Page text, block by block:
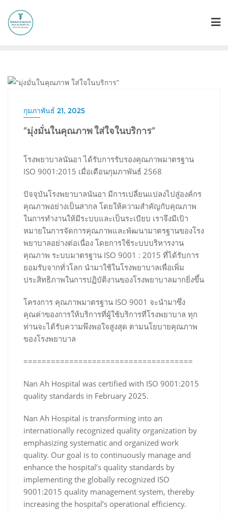
กุมภาพันธ์ 21, 2025
“มุ่งมั่นในคุณภาพ ใส่ใจในบริการ”
โรงพยาบาลนันอา ได้รับการรับรองคุณภาพมาตรฐาน
ISO 9001:2015 เมื่อเดือนกุมภาพันธ์ 2568
ปัจจุบันโรงพยาบาลนันอา มีการเปลี่ยนแปลงไปสู่องค์กร
คุณภาพอย่างเป็นสากล โดยให้ความสำคัญกับคุณภาพ
ในการทำงานให้มีระบบและเป็นระเบียบ เราจึงมีเป้า
หมายในการจัดการคุณภาพและพัฒนามาตรฐานของโรง
พยาบาลอย่างต่อเนื่อง โดยการใช้ระบบบริหารงาน
คุณภาพ ระบบมาตรฐาน ISO 9001 : 2015 ที่ได้รับการ
ยอมรับจากทั่วโลก นำมาใช้ในโรงพยาบาลเพื่อเพิ่ม
ประสิทธิภาพในการปฏิบัติงานของโรงพยาบาลมากยิ่งขึ้น
โครงการ คุณภาพมาตรฐาน ISO 9001 จะนำมาซึ่ง
คุณค่าของการให้บริการที่ผู้ใช้บริการที่โรงพยาบาล ทุก
ท่านจะได้รับความพึงพอใจสูงสุด ตามนโยบายคุณภาพ
ของโรงพยาบาล
=====================================
Nan Ah Hospital was certified with ISO 9001:2015
quality standards in February 2025.
Nan Ah Hospital is transforming into an
internationally recognized quality organization by
emphasizing systematic and organized work
quality. Our goal is to continuously manage and
enhance the hospital’s quality standards by
implementing the globally recognized ISO
9001:2015 quality management system, thereby
increasing the hospital’s operational efficiency.